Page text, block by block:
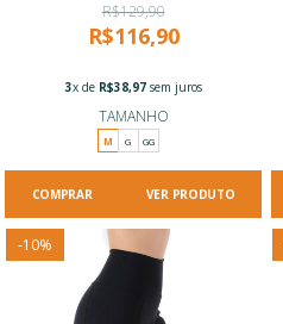
R$129,90
R$116,90
3x de R$38,97sem juros
TAMANHO
M G GG
VER PRODUTO
-10%